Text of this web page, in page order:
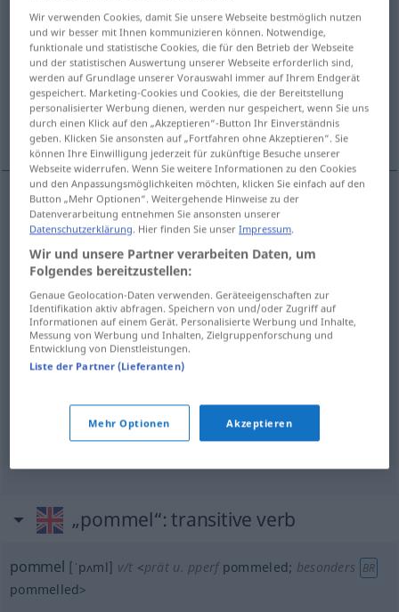
Übersicht aller Übersetzungen
(Für mehr Details die Übersetzung anklicken/antippen)
Knopf, Knauf Degenknauf
Sattelknopf Krispelholz
Knopfm pommel on stick, swordetc
Knaufm pommelon stick, swordetc
Degenknaufm pommel on dagger
„pommel“: transitive verb
pommel [ˈpʌml] v/t <prät u. pperfpommeled; besonders BR
pommelled>
Wir verwenden Cookies, damit Sie unsere Webseite bestmöglich nutzen
und wir besser mit Ihnen kommunizieren können. Notwendige,
funktionale und statistische Cookies, die für den Betrieb der Webseite
und der statistischen Auswertung unserer Webseite erforderlich sind,
werden auf Grundlage unserer Vorauswahl immer auf Ihrem Endgerät
gespeichert. Marketing-Cookies und Cookies, die der Bereitstellung
personalisierter Werbung dienen, werden nur gespeichert, wenn Sie uns
durch einen Klick auf den „Akzeptieren“-Button Ihr Einverständnis
geben. Klicken Sie ansonsten auf „Fortfahren ohne Akzeptieren“. Sie
können Ihre Einwilligung jederzeit für zukünftige Besuche unserer
Webseite widerrufen. Wenn Sie weitere Informationen zu den Cookies
und den Anpassungsmöglichkeiten möchten, klicken Sie einfach auf den
Button „Mehr Optionen“. Weitergehende Hinweise zu der
Datenverarbeitung entnehmen Sie ansonsten unserer
Datenschutzerklärung. Hier finden Sie unserImpressum.
Wir und unsere Partner verarbeiten Daten, um
Folgendes bereitzustellen:
Genaue Geolocation-Daten verwenden. Geräteeigenschaften zur
Identifikation aktiv abfragen. Speichern von und/oder Zugriff auf
Informationen auf einem Gerät. Personalisierte Werbung und Inhalte,
Messung von Werbung und Inhalten, Zielgruppenforschung und
Entwicklung von Dienstleistungen.
Liste der Partner (Lieferanten)
Mehr Optionen Akzeptieren